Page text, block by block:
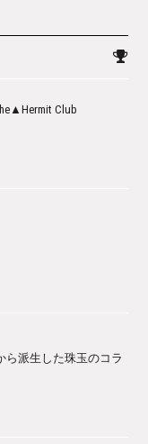
Club
ら派生した珠玉のコラ